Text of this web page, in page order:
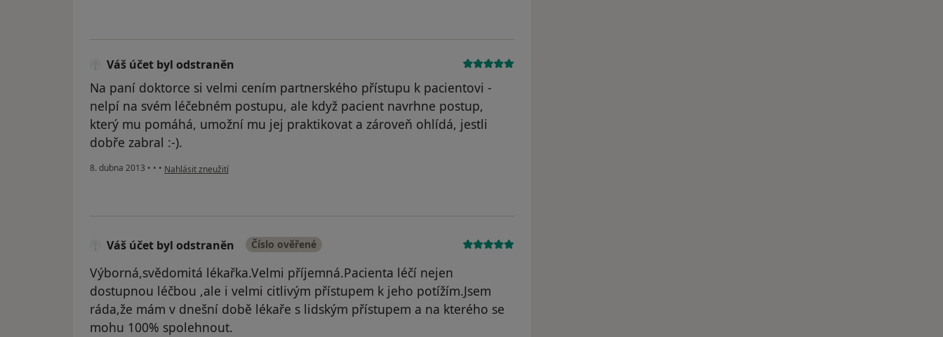
Váš účet byl odstraněn
Na paní doktorce si velmi cením partnerského přístupu k pacientovi -
nelpí na svém léčebném postupu, ale když pacient navrhne postup,
který mu pomáhá, umožní mu jej praktikovat a zároveň ohlídá, jestli
dobře zabral :-).
8. dubna 2013 • • • podle názoru uživatele Váš účet byl odstraněn
Nahlásit zneužití
Váš účet byl odstraněn Číslo ověřené
Výborná,svědomitá lékařka.Velmi příjemná.Pacienta léčí nejen
dostupnou léčbou ,ale i velmi citlivým přístupem k jeho potížím.Jsem
ráda,že mám v dnešní době lékaře s lidským přístupem a na kterého se
mohu 100% spolehnout.